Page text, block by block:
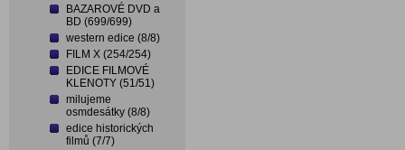
BAZAROVÉ DVD a
BD (699/699)
western edice (8/8)
FILM X (254/254)
EDICE FILMOVÉ
KLENOTY (51/51)
milujeme
osmdesátky (8/8)
edice historických
filmů (7/7)